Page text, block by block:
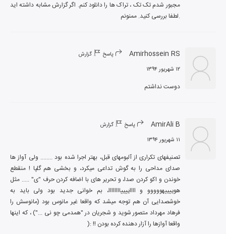
.لطفا بررسی کنید. ممنونم
Amirhossein RS پاسخ گزارش
۱۲ شهریور ۱۳۹۴
دوست نداشتم
AmirAli B پاسخ گزارش
۱۱ شهریور ۱۳۹۴
تصنیفهای تکراری از آلبومهای قبل، بهتر اجرا شده بود ........ ولی آواز ها
هوییییهووووو و ااااییییاااااااا، بم خوانی جدید بود ولی باید به
خوشصدایی آن هم توجه میشد که واقعا غیر مانوس بود (مانوسش را
فرهاد مهرداد متصور شوید و شجریان در "همدمی چو نی ...") ، که اینها
واقعا آوازها را آزار دهنده کرده بودن !! :(